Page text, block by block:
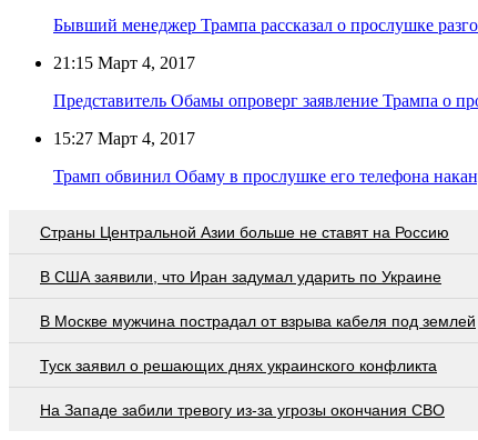
Бывший менеджер Трампа рассказал о прослушке
21:15 Март 4, 2017
Представитель Обамы опроверг заявление Трампа о
15:27 Март 4, 2017
Трамп обвинил Обаму в прослушке его телефона
Страны Центральной Азии больше не ставят на Россию
В США заявили, что Иран задумал ударить по Украине
В Москве мужчина пострадал от взрыва кабеля под землей
Туск заявил о решающих днях украинского конфликта
На Западе забили тревогу из-за угрозы окончания СВО